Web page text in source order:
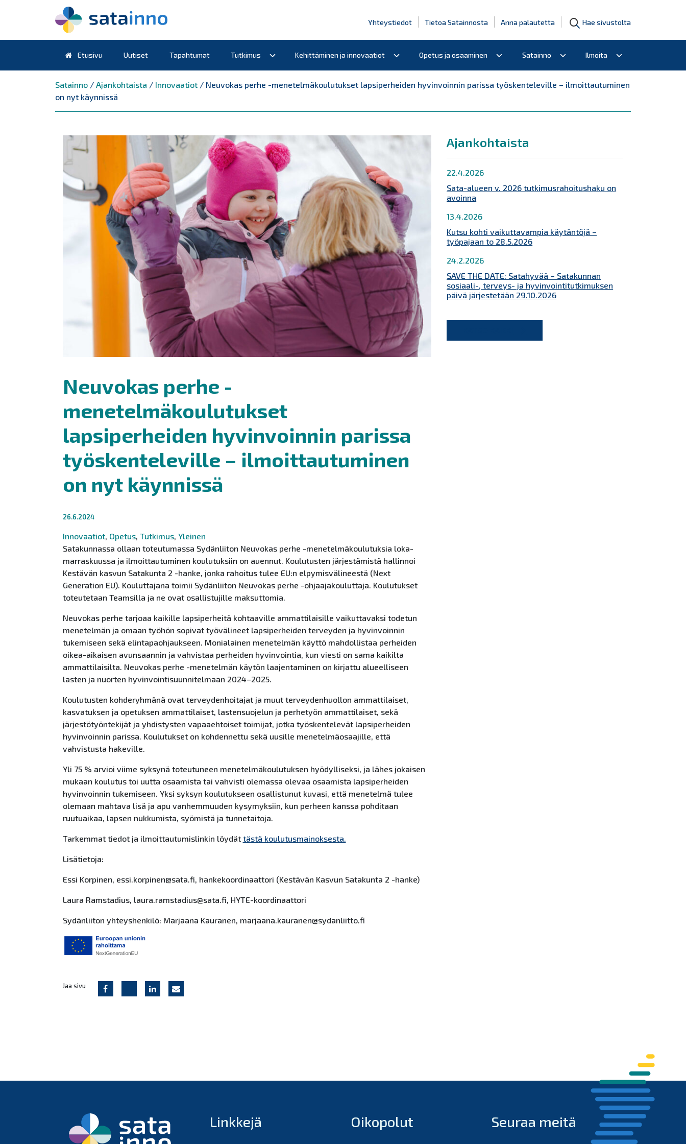
Yhteystiedot Tietoa Satainnosta Anna palautetta Hae sivustolta
PäävalikkoEtusivu Uutiset Tapahtumat Tutkimus Kehittäminen ja innovaatiot Opetus ja osaaminen Satainno Ilmoita
Satainno/ Ajankohtaista / Innovaatiot/ Neuvokas perhe -menetelmäkoulutukset lapsiperheiden hyvinvoinnin parissa työskenteleville – ilmoittautuminen
on nyt käynnissä
Neuvokas perhe -
menetelmäkoulutukset
lapsiperheiden hyvinvoinnin parissa
työskenteleville – ilmoittautuminen
on nyt käynnissä
26.6.2024
Innovaatiot, Opetus, Tutkimus, Yleinen
Satakunnassa ollaan toteutumassa Sydänliiton Neuvokas perhe -menetelmäkoulutuksia loka-
marraskuussa ja ilmoittautuminen koulutuksiin on auennut. Koulutusten järjestämistä hallinnoi
Kestävän kasvun Satakunta 2 -hanke, jonka rahoitus tulee EU:n elpymisvälineestä (Next
Generation EU). Kouluttajana toimii Sydänliiton Neuvokas perhe -ohjaajakouluttaja. Koulutukset
toteutetaan Teamsilla ja ne ovat osallistujille maksuttomia.
Neuvokas perhe tarjoaa kaikille lapsiperheitä kohtaaville ammattilaisille vaikuttavaksi todetun
menetelmän ja omaan työhön sopivat työvälineet lapsiperheiden terveyden ja hyvinvoinnin
tukemiseen sekä elintapaohjaukseen. Monialainen menetelmän käyttö mahdollistaa perheiden
oikea-aikaisen avunsaannin ja vahvistaa perheiden hyvinvointia, kun viesti on sama kaikilta
ammattilaisilta. Neuvokas perhe -menetelmän käytön laajentaminen on kirjattu alueelliseen
lasten ja nuorten hyvinvointisuunnitelmaan 2024–2025.
Koulutusten kohderyhmänä ovat terveydenhoitajat ja muut terveydenhuollon ammattilaiset,
kasvatuksen ja opetuksen ammattilaiset, lastensuojelun ja perhetyön ammattilaiset, sekä
järjestötyöntekijät ja yhdistysten vapaaehtoiset toimijat, jotka työskentelevät lapsiperheiden
hyvinvoinnin parissa. Koulutukset on kohdennettu sekä uusille menetelmäosaajille, että
vahvistusta hakeville.
Yli 75 % arvioi viime syksynä toteutuneen menetelmäkoulutuksen hyödylliseksi, ja lähes jokaisen
mukaan koulutus toi uutta osaamista tai vahvisti olemassa olevaa osaamista lapsiperheiden
hyvinvoinnin tukemiseen. Yksi syksyn koulutukseen osallistunut kuvasi, että menetelmä tulee
olemaan mahtava lisä ja apu vanhemmuuden kysymyksiin, kun perheen kanssa pohditaan
ruutuaikaa, lapsen nukkumista, syömistä ja tunnetaitoja.
Tarkemmat tiedot ja ilmoittautumislinkin löydät tästä koulutusmainoksesta.
Lisätietoja:
Essi Korpinen, essi.korpinen@sata.fi, hankekoordinaattori (Kestävän Kasvun Satakunta 2 -hanke)
Laura Ramstadius, laura.ramstadius@sata.fi, HYTE-koordinaattori
Sydänliiton yhteyshenkilö: Marjaana Kauranen, marjaana.kauranen@sydanliitto.fi
Jaa sivu
Ajankohtaista
22.4.2026
Sata-alueen v. 2026 tutkimusrahoitushaku on
avoinna
13.4.2026
Kutsu kohti vaikuttavampia käytäntöjä –
työpajaan to 28.5.2026
24.2.2026
SAVE THE DATE: Satahyvää – Satakunnan
sosiaali-, terveys- ja hyvinvointitutkimuksen
päivä järjestetään 29.10.2026
Linkkejä Oikopolut Seuraa meitä